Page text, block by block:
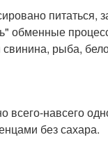
питаться,
обменные
рыба,
всего-навсего
без сахара.